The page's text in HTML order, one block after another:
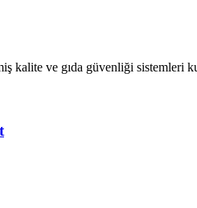
ve gıda güvenliği sistemleri